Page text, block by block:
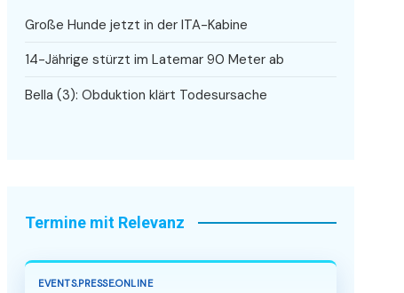
Große Hunde jetzt in der ITA-Kabine
14-Jährige stürzt im Latemar 90 Meter ab
Bella (3): Obduktion klärt Todesursache
Termine mit Relevanz
EVENTS.PRESSE.ONLINE